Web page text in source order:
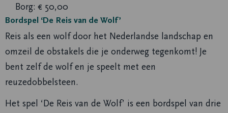
Borg: € 50,00
Bordspel ‘De Reis van de Wolf’
Reis als een wolf door het Nederlandse landschap en
omzeil de obstakels die je onderweg tegenkomt! Je
bent zelf de wolf en je speelt met een
reuzedobbelsteen.
Het spel ‘De Reis van de Wolf’ is een bordspel van drie